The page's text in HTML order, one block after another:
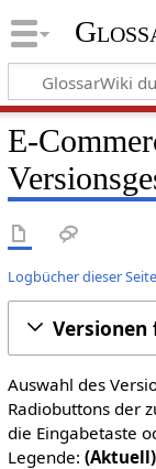
E-
Logbücher dieser
Auswahl des
Radiobuttons der
die Eingabetaste
Legende: (Aktuell)